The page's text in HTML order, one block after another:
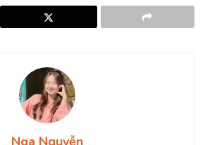
Nga Nguyễn